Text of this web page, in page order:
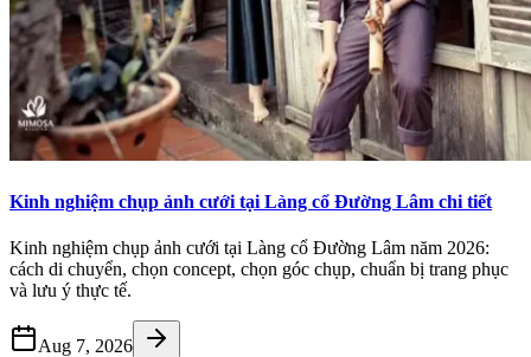
Kinh nghiệm chụp ảnh cưới tại Làng cổ Đường Lâm chi tiết
Kinh nghiệm chụp ảnh cưới tại Làng cổ Đường Lâm năm 2026:
cách di chuyển, chọn concept, chọn góc chụp, chuẩn bị trang phục
và lưu ý thực tế.
Aug 7, 2026